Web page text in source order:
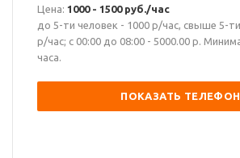
Цена: 1000 - 1500 руб./час
до 5-ти человек - 1000 р/час, свыше 5-
р/час; с 00:00 до 08:00 - 5000.00 р.
часа.
ПОКАЗАТЬ ТЕЛЕФОН